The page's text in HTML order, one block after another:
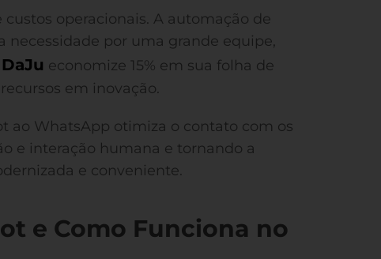
operacionais. A automação de
por uma grande equipe,
economize 15% em sua folha de
em inovação.
ao WhatsApp otimiza o contato com os
e interação humana e tornando a
e conveniente.
e Como Funciona no